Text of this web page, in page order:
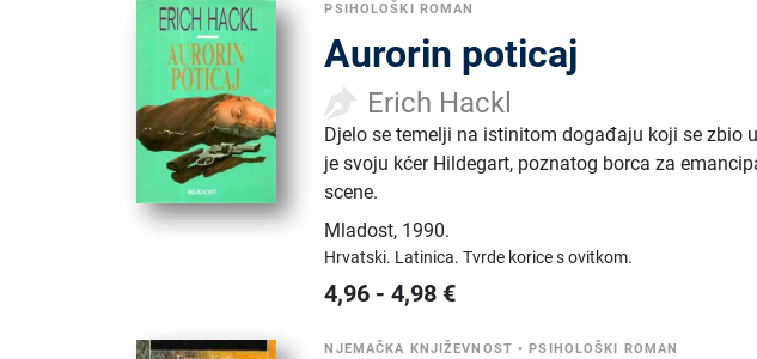
PSIHOLOŠKI ROMAN
Aurorin poticaj
Erich Hackl
Djelo se temelji na istinitom događaju koji se zbio
je svoju kćer Hildegart, poznatog borca za
scene.
Mladost, 1990.
Hrvatski. Latinica.Tvrde korice s ovitkom.
4,96 -4,98 €
NJEMAČKA KNJIŽEVNOST • PSIHOLOŠKI ROMAN